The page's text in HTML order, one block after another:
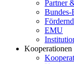
Partner
Bundes-
EMU
Kooperationen